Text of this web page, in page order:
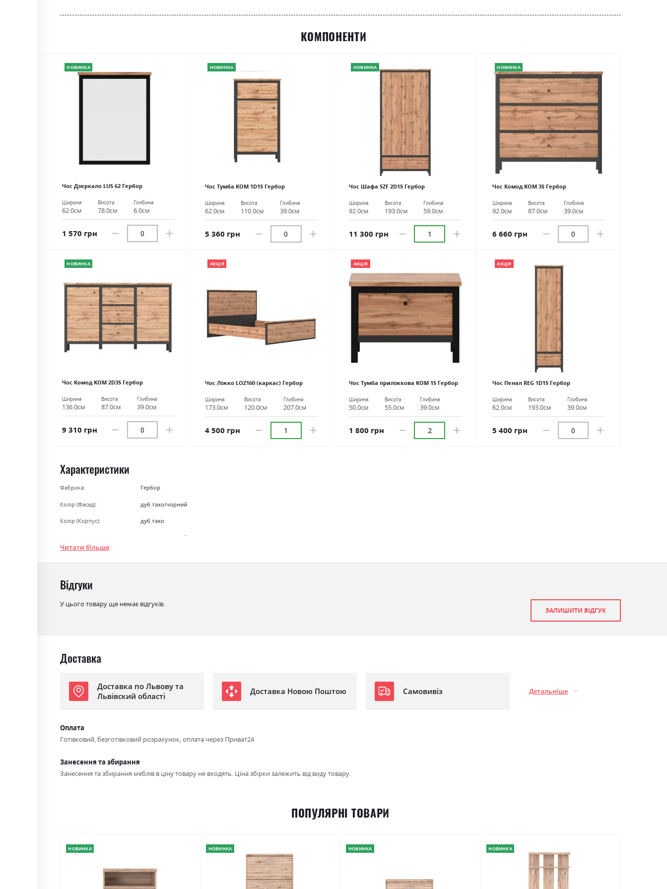
КОМПОНЕНТИ
НОВИНКА
Чос Дзеркало LUS 62 Гербор
Ширина
62.0см
Висота
78.0см
Глибина
6.0см
1 570 грн
НОВИНКА
Чос Тумба КОМ 1D1S Гербор
Ширина
62.0см
Висота
110.0см
Глибина
39.0см
5 360 грн
НОВИНКА
Чос Шафа SZF 2D1S Гербор
Ширина
92.0см
Висота
193.0см
Глибина
59.0см
11 300 грн
НОВИНКА
Чос Комод KOM 3S Гербор
Ширина
92.0см
Висота
87.0см
Глибина
39.0см
6 660 грн
НОВИНКА
Чос Комод KOM 2D3S Гербор
Ширина
136.0см
Висота
87.0см
Глибина
39.0см
9 310 грн
АКЦІЯ
Чос Ліжко LOZ160 (каркас) Гербор
Ширина
173.0см
Висота
120.0см
Глибина
207.0см
4 500 грн
АКЦІЯ
Чос Тумба приліжкова KOM 1S Гербор
Ширина
50.0см
Висота
55.0см
Глибина
39.0см
1 800 грн
АКЦІЯ
Чос Пенал REG 1D1S Гербор
Ширина
62.0см
Висота
193.0см
Глибина
39.0см
5 400 грн
Характеристики
Фабрика: Гербор
Колір (Фасад): дуб тахо/чорний
Колір (Корпус): дуб тахо
дуб тахо/чорний
Читати більше
Відгуки
У цього товару ще немає відгуків.
ЗАЛИШИТИ ВІДГУК
Доставка
Доставка по Львову та
Львівский області
Доставка Новою Поштою Самовивіз Детальніше
Оплата
Готівковий, безготівковий розрахунок, оплата через Приват24
Занесення та збирання
Занесення та збирання меблів в ціну товару не входять. Ціна збірки залежить від виду товару.
ПОПУЛЯРНІ ТОВАРИ
НОВИНКА НОВИНКА НОВИНКА НОВИНКА